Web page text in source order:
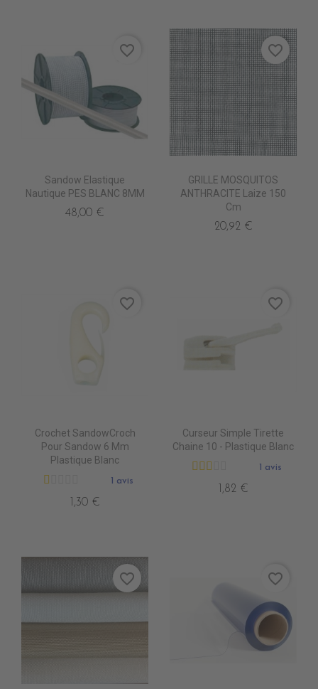
Sandow Elastique
Nautique PES BLANC 8MM
48,00 €
favorite_border
GRILLE MOSQUITOS
ANTHRACITE Laize 150
Cm
20,92 €
favorite_border
Crochet SandowCroch
Pour Sandow 6 Mm
Plastique Blanc
1 avis
1,30 €
favorite_border
Curseur Simple Tirette
Chaine 10 - Plastique Blanc
1 avis
1,82 €
favorite_border
favorite_border favorite_border